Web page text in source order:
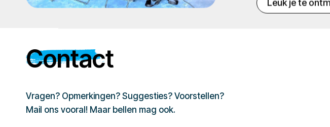
Contact
Vragen? Opmerkingen? Suggesties? Voorstellen?
Mail ons vooral! Maar bellen mag ook.